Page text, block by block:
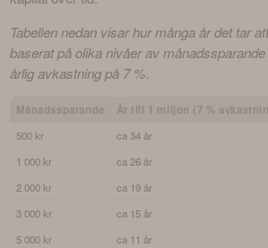
Tabellen nedan visar hur många år det tar
baserat på olika nivåer av
årlig avkastning på 7 %.
Månadssparande År till 1 miljon (7 %
500 kr
ca 34 år
1 000 kr
ca 26 år
2 000 kr
ca 19 år
3 000 kr
ca 15 år
5 000 kr
ca 11 år